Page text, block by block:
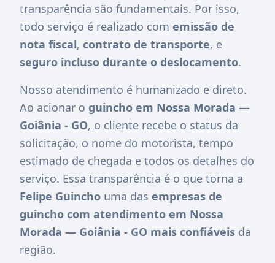
transparência são fundamentais. Por isso,
todo serviço é realizado com emissão de
nota fiscal, contrato de transporte, e
seguro incluso durante o deslocamento.
Nosso atendimento é humanizado e direto.
Ao acionar o guincho em Nossa Morada —
Goiânia - GO, o cliente recebe o status da
solicitação, o nome do motorista, tempo
estimado de chegada e todos os detalhes do
serviço. Essa transparência é o que torna a
Felipe Guincho uma das empresas de
guincho com atendimento em Nossa
Morada — Goiânia - GO mais confiáveis da
região.